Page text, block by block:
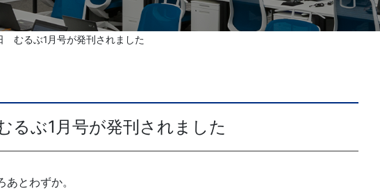
社長挨拶 企業理念
アクセスマップ
ング
むるぶ1月号が発刊されました
ぶ1月号が発刊されました
とわずか。